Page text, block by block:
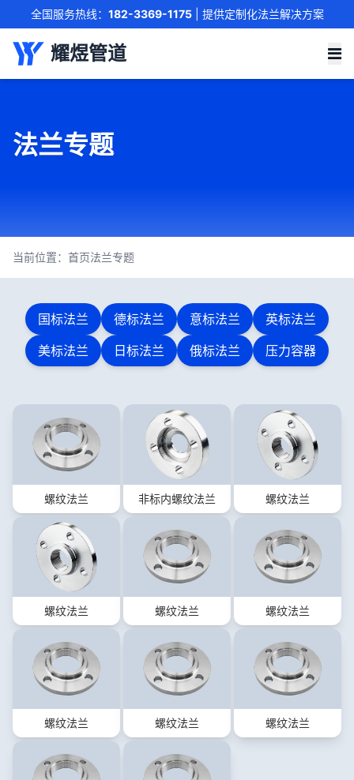
全国服务热线： 182-3369-1175| 提供定制化法兰解决方案
耀煜管道
联系我们
法兰专题
当前位置： 首页法兰专题
国标法兰 德标法兰 意标法兰
英标法兰
美标法兰
日标法兰 俄标法兰 压力容器
螺纹法兰 非标内螺纹法兰 螺纹法兰
螺纹法兰 螺纹法兰 螺纹法兰
螺纹法兰 螺纹法兰 螺纹法兰